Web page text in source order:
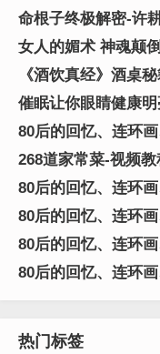
命根子终极解密-许
女人的媚术 神魂颠
《酒饮真经》酒桌
PDF图文版
催眠让你眼睛健康
80后的回忆、连环
268道家常菜-视频
80后的回忆、连环
80后的回忆、连环
80后的回忆、连环
80后的回忆、连环
热门标签